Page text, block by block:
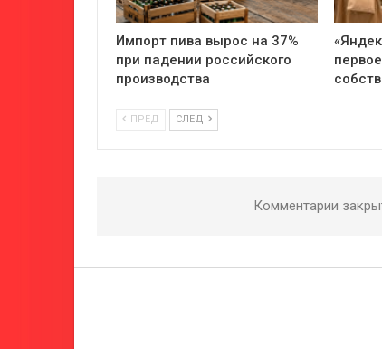
Импорт пива вырос на 37%
при падении российского
производства
ПРЕД СЛЕД
Комментарии